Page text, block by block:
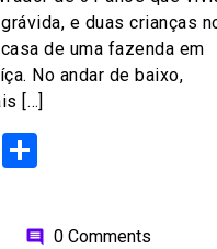
e duas crianças
de uma fazenda em
No andar de baixo,
[…]
Email
comment 0 Comments